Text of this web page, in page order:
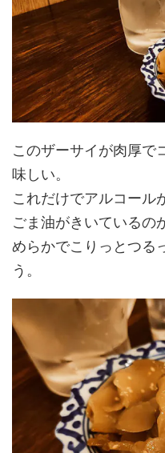
このザーサイが肉厚で
味しい。
これだけでアルコール
ごま油がきいているの
めらかでこりっとつる
う。